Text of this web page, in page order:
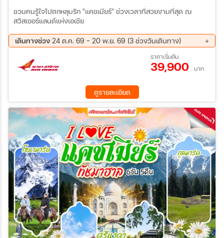
ชวนคนรู้ใจไปตกหลุมรัก "แคชเมียร์" ช่วงเวลาที่สวยงามที่สุด ณ
สวิสเซอร์แลนด์แห่งเอเชีย
เดินทางช่วง 24 ต.ค. 69 - 20 พ.ย. 69 (3 ช่วงวันเดินทาง)
08 พ.ย. 69 - 13 พ.ย. 69
15 พ.ย. 69 - 20 พ.ย. 69
ราคาเริ่มต้น
39,900 บาท
ดูรายละเอียด